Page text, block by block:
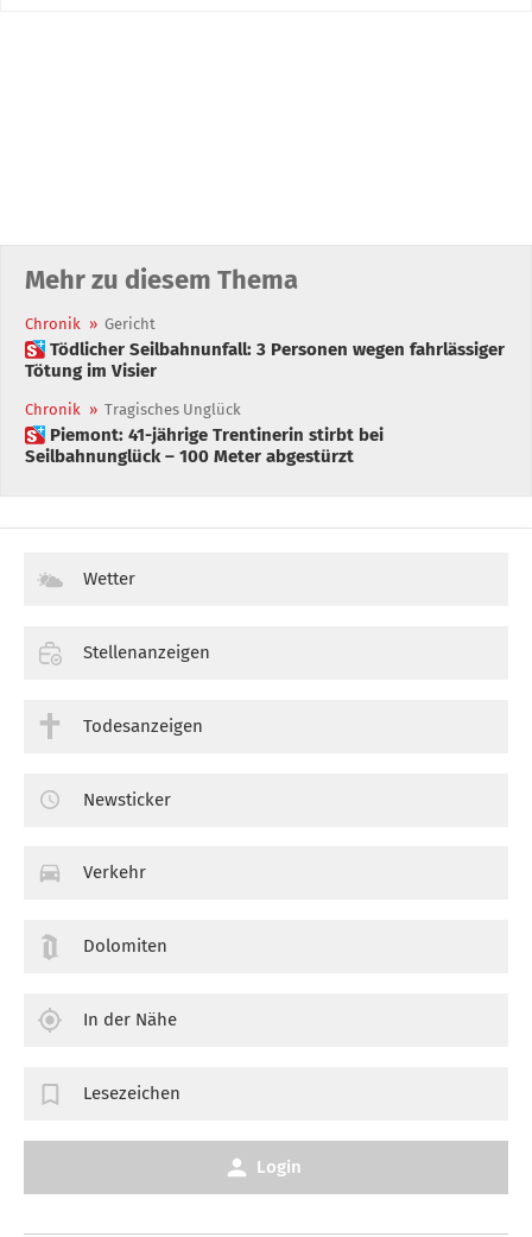
Mehr zu diesem Thema
Chronik » Gericht
 Tödlicher Seilbahnunfall: 3 Personen wegen fahrlässiger
Tötung im Visier
Chronik » Tragisches Unglück
 Piemont: 41-jährige Trentinerin stirbt bei
Seilbahnunglück – 100 Meter abgestürzt
Wetter
Stellenanzeigen
Todesanzeigen
Newsticker
Verkehr
Dolomiten
In der Nähe
Lesezeichen
Login